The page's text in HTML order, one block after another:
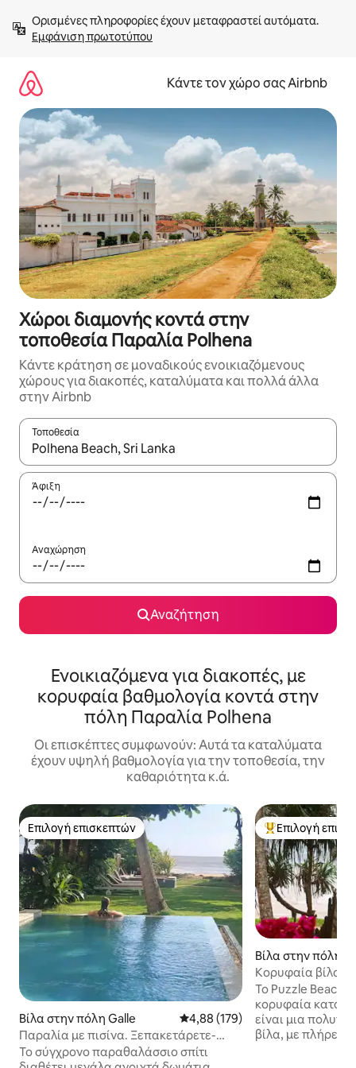
στο
περιεχόμενοΕμφάνιση πρωτοτύπου
Κάντε τον χώρο σας Airbnb
Χώροι διαμονής κοντά στην
τοποθεσία Παραλία Polhena
Κάντε κράτηση σε μοναδικούς ενοικιαζόμενους
χώρους για διακοπές, καταλύματα και πολλά άλλα
στην Airbnb
Τοποθεσία
Όταν τα αποτελέσματα είναι διαθέσιμα, μπορείτε να
Άφιξη
Αναχώρηση
Αναζήτηση
Ενοικιαζόμενα για διακοπές, με
κορυφαία βαθμολογία κοντά στην
πόλη Παραλία Polhena
Οι επισκέπτες συμφωνούν: Αυτά τα καταλύματα
έχουν υψηλή βαθμολογία για την τοποθεσία, την
καθαριότητα κ.ά.
Επιλογή επισκεπτών
Επιλογή επισκεπτών
Βίλα στην πόλη Galle Μέση βαθμολογία: 4,88 στα 5,
4,88 (179)
Παραλία με πισίνα. Ξεπακετάρετε-
Χαλαρώστε-Απολαύστε
Το σύγχρονο παραθαλάσσιο σπίτι
Κορυφαία
Επιλογή
Βίλα στην πόλη
a
Κορυφαία βίλα 3
μπροστά από την
προσωπικό
Το Puzzle Beach
κορυφαία
είναι μια
βίλα, με πλήρες